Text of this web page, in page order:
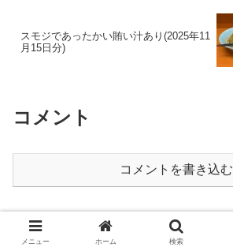
スモジであったかい賄い汁あり(2025年11
月15日分)
コメント
コメントを書き込む
ホーム 雑記
メニュー ホーム 検索